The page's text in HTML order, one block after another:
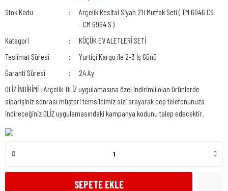
Stok Kodu
Arçelik Resital Siyah 2'li Mutfak Seti ( TM 6046 CS
- CM 6964 S )
Kategori
KÜÇÜK EV ALETLERİ SETİ
Teslimat Süresi
Yurtiçi Kargo ile 2-3 İş Günü
Garanti Süresi
24 Ay
OLİZ İNDİRİMİ : Arçelik-OLİZ uygulamasına özel indirimli olan ürünlerde
siparişiniz sonrası müşteri temsilcimiz sizi arayarak cep telefonunuza
indireceğiniz OLİZ uygulamasındaki kampanya kodunu talep edecektir.
SEPETE EKLE